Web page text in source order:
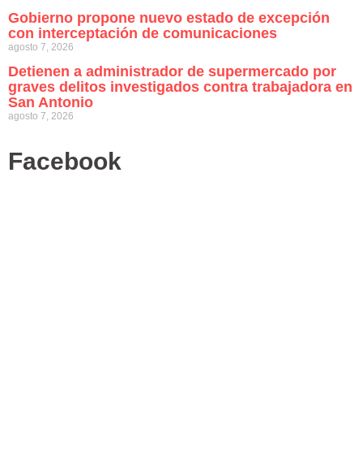
Gobierno propone nuevo estado de excepción
con interceptación de comunicaciones
agosto 7, 2026
Detienen a administrador de supermercado por
graves delitos investigados contra trabajadora en
San Antonio
agosto 7, 2026
Facebook